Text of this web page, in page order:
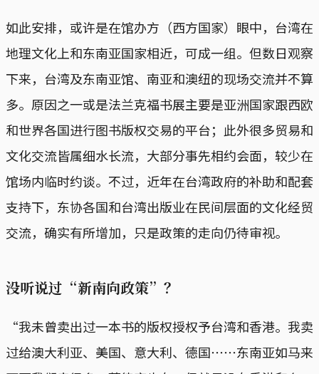
如此安排，或许是在馆办方（西方国家）眼中，台湾在
地理文化上和东南亚国家相近，可成一组。但数日观察
下来，台湾及东南亚馆、南亚和澳纽的现场交流并不算
多。原因之一或是法兰克福书展主要是亚洲国家跟西欧
和世界各国进行图书版权交易的平台；此外很多贸易和
文化交流皆属细水长流，大部分事先相约会面，较少在
馆场内临时约谈。不过，近年在台湾政府的补助和配套
支持下，东协各国和台湾出版业在民间层面的文化经贸
交流，确实有所增加，只是政策的走向仍待审视。
没听说过“新南向政策”？
“我未曾卖出过一本书的版权授权予台湾和香港。我卖
过给澳大利亚、美国、意大利、德国⋯⋯东南亚如马来